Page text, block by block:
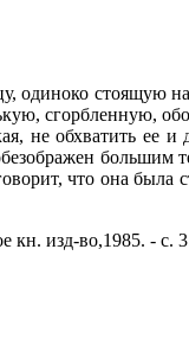
одиноко стоящую
сгорбленную,
не обхватить ее
что она
кн. изд-во,1985. - с. 3